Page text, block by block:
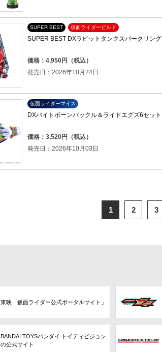
SUPER BEST 仮面ライダービルド
SUPER BEST DXラビットタンクスパークリング
価格：4,950円（税込）
発売日：2026年10月24日
仮面ライダーマイス
DXバイトボーンバックル＆ライドエグズ6セット
価格：3,520円（税込）
発売日：2026年10月03日
1 2 3
東映「仮面ライダー公式ポータルサイト」
BANDAI TOYSバンダイ トイディビジョン
の公式サイト